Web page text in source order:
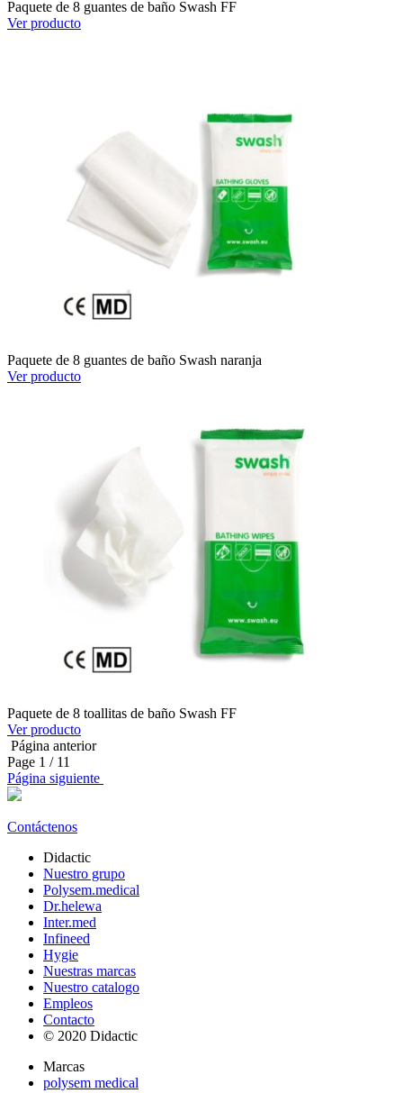
Paquete de 8 guantes de baño Swash FF
Ver producto
Paquete de 8 guantes de baño Swash naranja
Ver producto
Paquete de 8 toallitas de baño Swash FF
Ver producto
Página anterior
Page 1 / 11
Página siguiente
Contáctenos
Didactic
Nuestro grupo
Polysem.medical
Dr.helewa
Inter.med
Infineed
Hygie
Nuestras marcas
Nuestro catalogo
Empleos
Contacto
© 2020 Didactic
Marcas
polysem medical